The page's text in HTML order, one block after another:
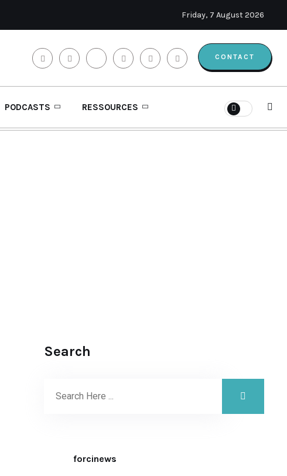
Friday, 7 August 2026
CONTACT
PODCASTS RESSOURCES
Search
forcinews